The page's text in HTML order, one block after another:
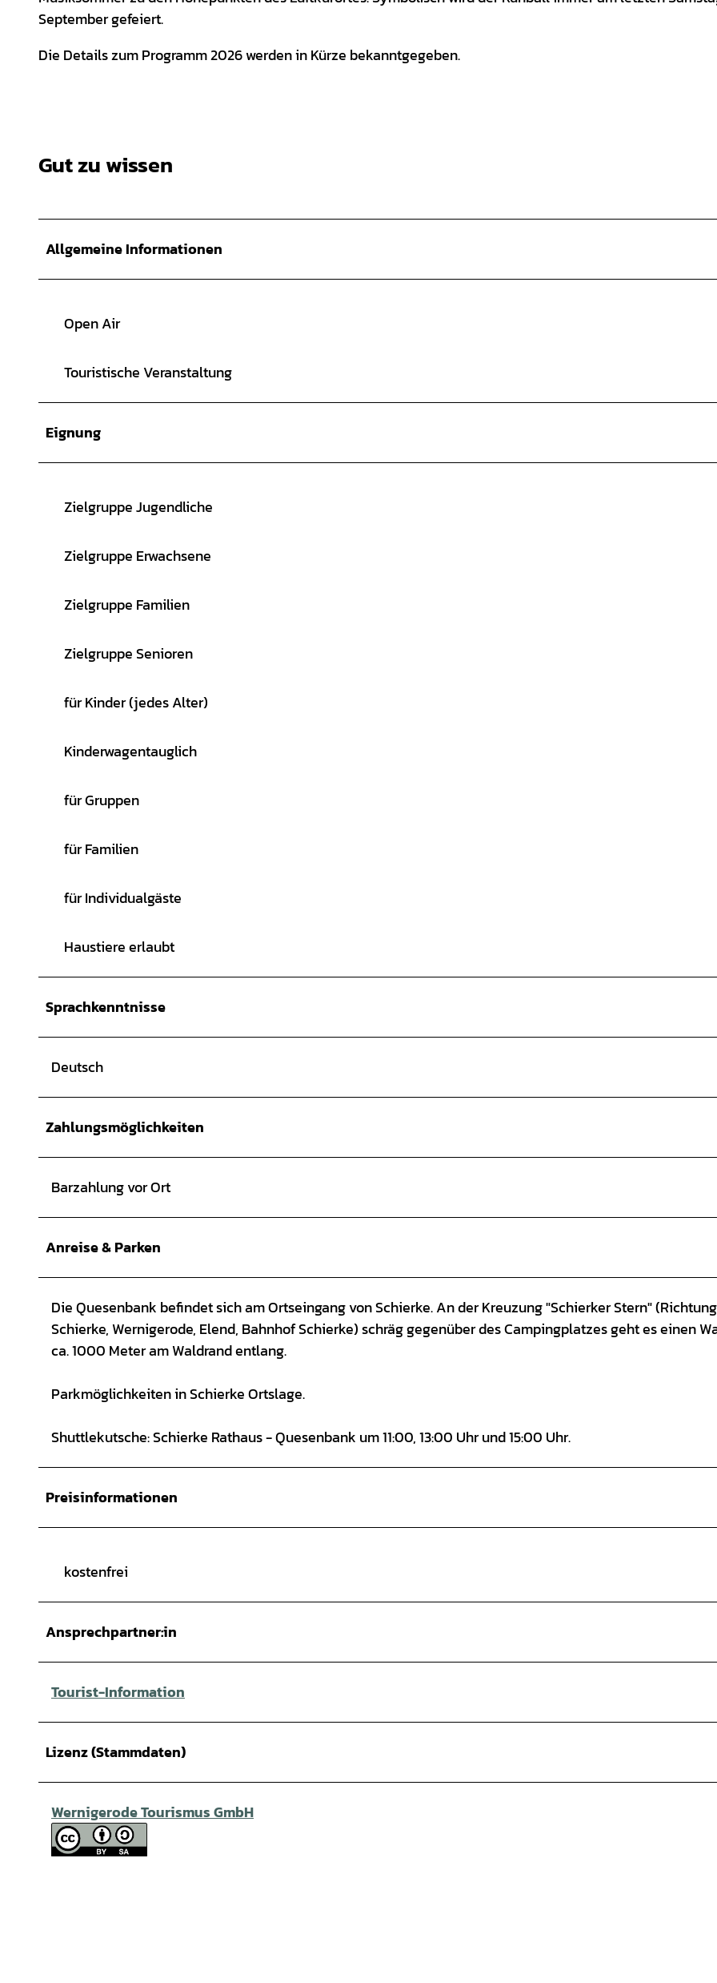
September gefeiert.
Die Details zum Programm 2026 werden in Kürze bekanntgegeben.
Gut zu wissen
Allgemeine Informationen
Open Air
Touristische Veranstaltung
Eignung
Zielgruppe Jugendliche
Zielgruppe Erwachsene
Zielgruppe Familien
Zielgruppe Senioren
für Kinder (jedes Alter)
Kinderwagentauglich
für Gruppen
für Familien
für Individualgäste
Haustiere erlaubt
Sprachkenntnisse
Deutsch
Zahlungsmöglichkeiten
Barzahlung vor Ort
Anreise & Parken
Die Quesenbank befindet sich am Ortseingang von Schierke. An der Kreuzung "Schierker Stern"
Schierke, Wernigerode, Elend, Bahnhof Schierke) schräg gegenüber des Campingplatzes geht es einen
ca. 1000 Meter am Waldrand entlang.
Parkmöglichkeiten in Schierke Ortslage.
Shuttlekutsche: Schierke Rathaus - Quesenbank um 11:00, 13:00 Uhr und 15:00 Uhr.
Preisinformationen
kostenfrei
Ansprechpartner:in
Tourist-Information
Lizenz (Stammdaten)
Wernigerode Tourismus GmbH